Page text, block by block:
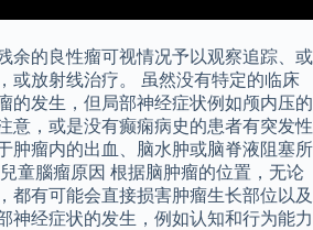
余的良性瘤可视情况予以观察追踪、或
或放射线治疗。 虽然没有特定的临床
的发生，但局部神经症状例如颅内压的
意，或是没有癫痫病史的患者有突发性
肿瘤内的出血、脑水肿或脑脊液阻塞所
童腦瘤原因 根据脑肿瘤的位置，无论
都有可能会直接损害肿瘤生长部位以及
神经症状的发生，例如认知和行为能力